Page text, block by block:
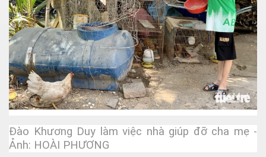
Đào Khương Duy làm việc nhà giúp đỡ cha mẹ -
Ảnh: HOÀI PHƯƠNG